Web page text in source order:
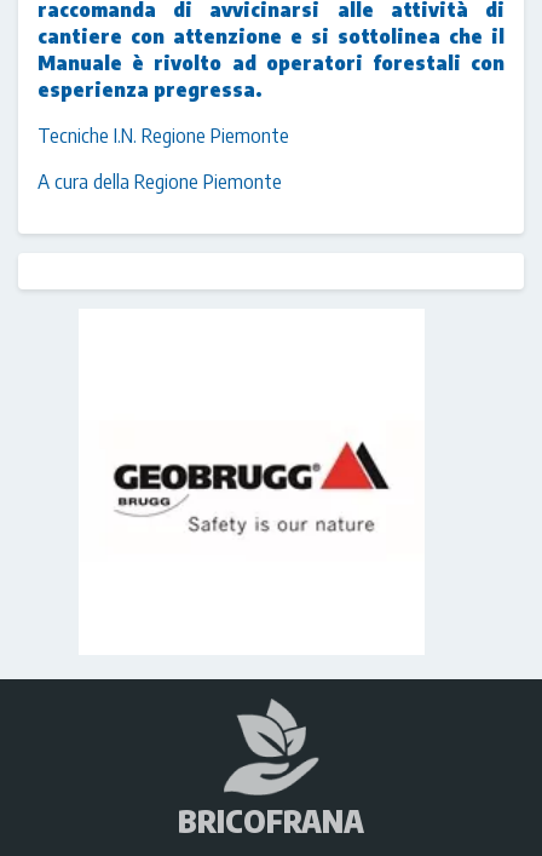
raccomanda di avvicinarsi alle attività di
cantiere con attenzione e si sottolinea che il
Manuale è rivolto ad operatori forestali con
esperienza pregressa.
Tecniche I.N. Regione Piemonte
A cura della Regione Piemonte
BRICOFRANA